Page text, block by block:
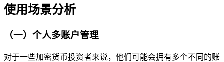
使用场景分析
（一）个人多账户管理
对于一些加密货币投资者来说，他们可能会拥有多个不同的账